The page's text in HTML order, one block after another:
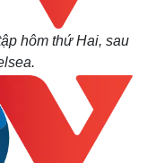
hôm thứ Hai, sau